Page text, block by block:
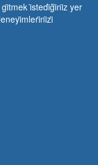
gi̇tmek i̇stedi̇ği̇ni̇z yer